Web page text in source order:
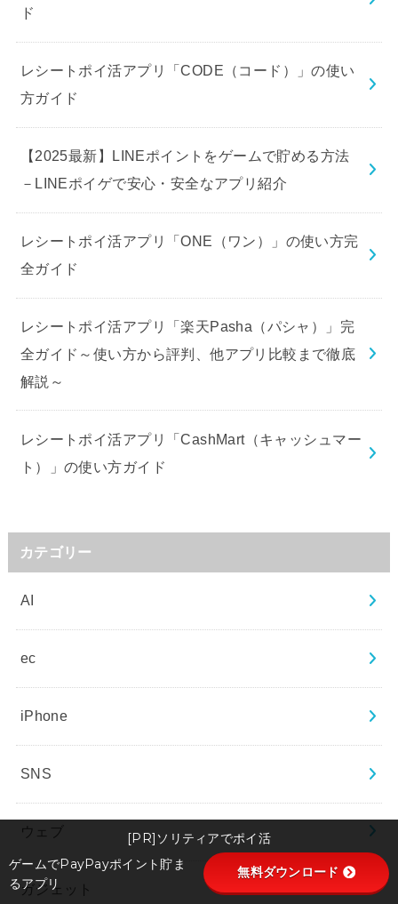
ド
レシートポイ活アプリ「CODE（コード）」の使い
方ガイド
【2025最新】LINEポイントをゲームで貯める方法
－LINEポイゲで安心・安全なアプリ紹介
レシートポイ活アプリ「ONE（ワン）」の使い方完
全ガイド
レシートポイ活アプリ「楽天Pasha（パシャ）」完
全ガイド～使い方から評判、他アプリ比較まで徹底
解説～
レシートポイ活アプリ「CashMart（キャッシュマー
ト）」の使い方ガイド
カテゴリー
AI
ec
iPhone
SNS
ウェブ
ガジェット
[PR]ソリティアでポイ活
ゲームでPayPayポイント貯ま
るアプリ
無料ダウンロード